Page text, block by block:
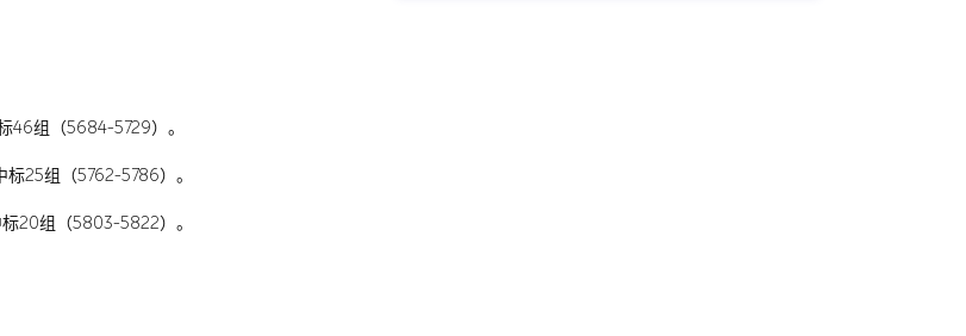
46组（5684-5729）。
25组（5762-5786）。
20组（5803-5822）。